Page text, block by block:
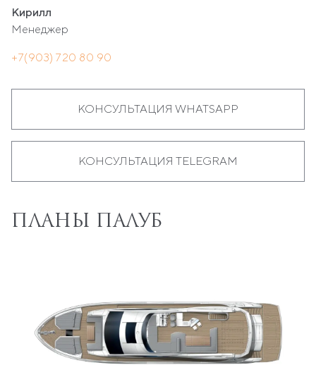
Кирилл
Менеджер
+7(903) 720 80 90
КОНСУЛЬТАЦИЯ WHATSAPP
КОНСУЛЬТАЦИЯ TELEGRAM
ПЛАНЫ ПАЛУБ